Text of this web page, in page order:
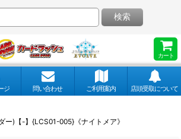
カート
検索
ジ 問い合わせ ご利用案内 店頭受取について
ー)【-】{LCS01-005}《ナイトメア》